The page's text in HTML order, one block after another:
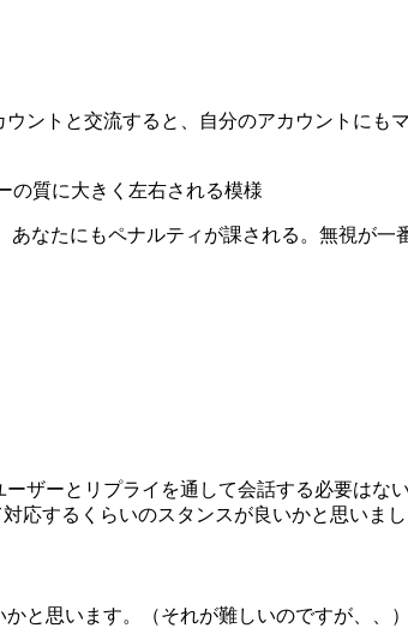
ントと交流すると、自分のアカウントにも
の質に大きく左右される模様
なたにもペナルティが課される。無視が一
ザーとリプライを通して会話する必要はな
応するくらいのスタンスが良いかと思いまし
と思います。（それが難しいのですが、、）